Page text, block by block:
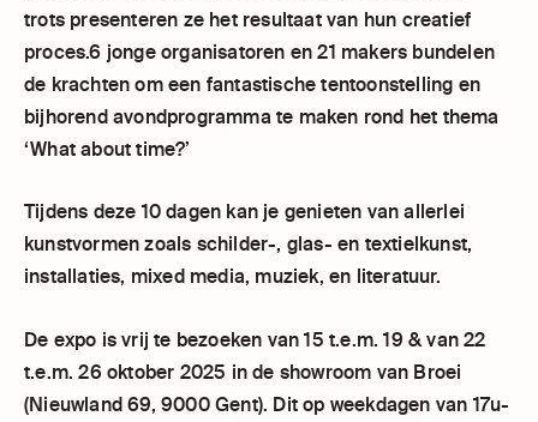
trots presenteren ze het resultaat van hun creatief
proces.6 jonge organisatoren en 21 makers bundelen
de krachten om een fantastische tentoonstelling en
bijhorend avondprogramma te maken rond het thema
‘What about time?’
Tijdens deze 10 dagen kan je genieten van allerlei
kunstvormen zoals schilder-, glas- en textielkunst,
installaties, mixed media, muziek, en literatuur.
De expo is vrij te bezoeken van 15 t.e.m. 19 & van 22
t.e.m. 26 oktober 2025 in de showroom van Broei
(Nieuwland 69, 9000 Gent). Dit op weekdagen van 17u-